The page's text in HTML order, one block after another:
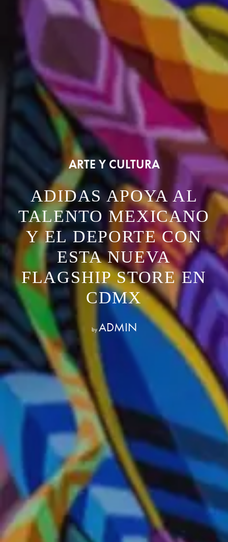
ARTE Y CULTURA
ADIDAS APOYA AL
TALENTO MEXICANO
Y EL DEPORTE CON
ESTA NUEVA
FLAGSHIP STORE EN
CDMX
by ADMIN